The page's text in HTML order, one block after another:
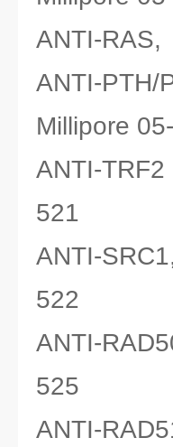
ANTI-RAS,
ANTI-
Millipore
ANTI-
521
ANTI-
522
ANTI-
525
ANTI-